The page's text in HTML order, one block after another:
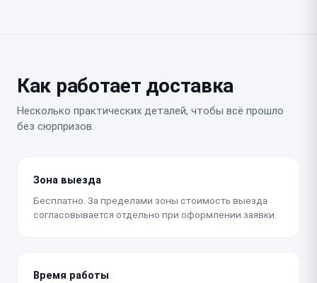
Как работает доставка
Несколько практических деталей, чтобы всё прошло
без сюрпризов.
Зона выезда
Бесплатно. За пределами зоны стоимость выезда
согласовывается отдельно при оформлении заявки.
Время работы